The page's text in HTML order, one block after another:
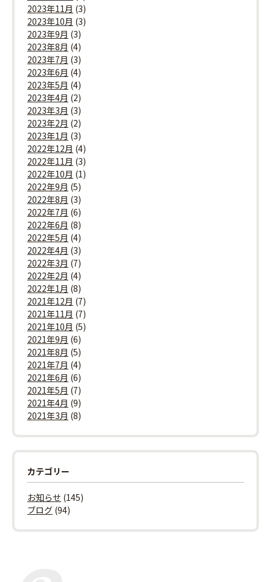
2023年11月 (3)
2023年10月 (3)
2023年9月 (3)
2023年8月 (4)
2023年7月 (3)
2023年6月 (4)
2023年5月 (4)
2023年4月 (2)
2023年3月 (3)
2023年2月 (2)
2023年1月 (3)
2022年12月 (4)
2022年11月 (3)
2022年10月 (1)
2022年9月 (5)
2022年8月 (3)
2022年7月 (6)
2022年6月 (8)
2022年5月 (4)
2022年4月 (3)
2022年3月 (7)
2022年2月 (4)
2022年1月 (8)
2021年12月 (7)
2021年11月 (7)
2021年10月 (5)
2021年9月 (6)
2021年8月 (5)
2021年7月 (4)
2021年6月 (6)
2021年5月 (7)
2021年4月 (9)
2021年3月 (8)
カテゴリー
お知らせ (145)
ブログ (94)